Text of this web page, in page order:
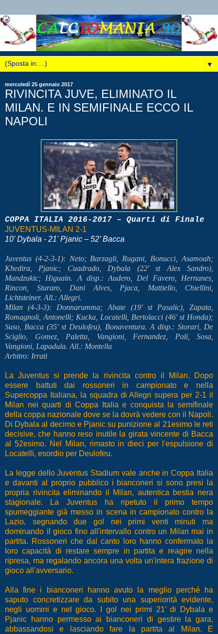
▼
mercoledì 25 gennaio 2017
RIVINCITA JUVE, ELIMINATO IL
MILAN. E IN SEMIFINALE ECCO IL
NAPOLI
COPPA ITALIA 2016-2017 – Quarti di Finale
JUVENTUS-MILAN 2-1
10' Dybala - 21' Pjanic – 52’ Bacca
Juventus (4-2-3-1): Neto; Barzagli, Rugani, Bonucci, Asamoah;
Khedira, Pjanic; Cuadrado, Dybala (22' st Alex Sandro),
Mandzukic; Higuain. A disp.: Audero, Del Favero, Hernanes,
Rincon, Sturaro, Dani Alves, Pjaca, Mattiello, Chiellini,
Lichtsteiner. All.: Allegri.
Milan (4-3-3): Donnarumma; Abate (19' st Pasalic), Zapata,
Romagnoli, Antonelli; Kucka, Locatelli, Bertolacci (46' st Honda);
Suso, Bacca (35' st Deulofeu), Bonaventura. A disp.: Storari, De
Sciglio, Gomez, Paletta, Vangioni, Fernandez, Poli, Sosa,
Vangioni, Lapadula. All.: Montella
Arbitro: Irrati
La Juventus si prende la rivincita contro il Milan. Dopo
essere battuti dai rossoneri in campionato e nella
Supercoppa Italiana, la squadra di Allegri supera per 2-1 il
Milan nei quarti di Coppa Italia e conquista la semifinale
della coppa nazionale dove se la dovrà vedere con il Napoli.
Di Dybala al decimo e Pjanic su punizione al 21esimo le reti
decisive, che hanno reso inutile la girata vincente di Bacca
al 52esimo. Nel Milan, rimasto in dieci per l'espulsione di
Locatelli, esordio per Deulofeu.
La legge dello Juventus Stadium vale anche in Coppa Italia
e davanti al proprio pubblico i bianconeri si sono presi la
propria rivincita eliminando il Milan, autentica bestia nera
stagionale. La Juventus ha ripetuto il primo tempo
spumeggiante già messo in scena in campionato contro la
Lazio, segnando due gol nei primi venti minuti ma
dominando il gioco fino all'intervallo contro un Milan mai in
partita. Rossoneri che dal canto loro hanno confermato la
loro capacità di restare sempre in partita e reagire nella
ripresa, ma regalando ancora una volta un'intera frazione di
gioco all'avversario.
Alla fine i bianconeri hanno avuto la meglio perché ha
saputo concretizzare da subito una superiorità evidente,
negli uomini e nel gioco. I gol nei primi 21’ di Dybala e
Pjanic hanno permesso ai bianconeri di gestire la gara,
abbassandosi e lasciando fare la partita al Milan. E